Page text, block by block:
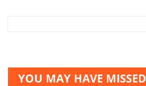
YOU MAY HAVE MISSED